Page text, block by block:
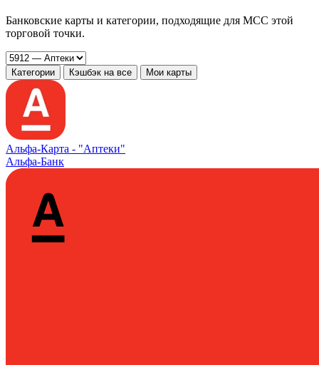
Банковские карты и категории, подходящие для MCC этой
торговой точки.
Категории Кэшбэк на все Мои карты
Альфа‑Карта - "Аптеки"
Альфа-Банк